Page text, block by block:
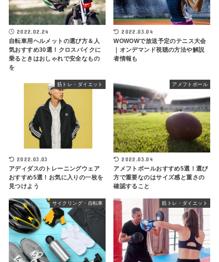
2022.02.24
自転車用ヘルメットの選び方＆人
気おすすめ30選！クロスバイクに
乗るときはおしゃれで安全なもの
を
2022.03.04
WOWOWで放送予定のテニス大会
｜オンデマンド視聴の方法や解説
者情報も
筋トレ・ダイエット
2022.03.03
アディダスのトレーニングウェア
おすすめ5選！お気に入りの一枚を
見つけよう
アメフトボール
2022.03.04
アメフトボールおすすめ5選！選び
方で重要なのはサイズ感と重さの
確認すること
サイクリング・自転車 筋トレ・ダイエット